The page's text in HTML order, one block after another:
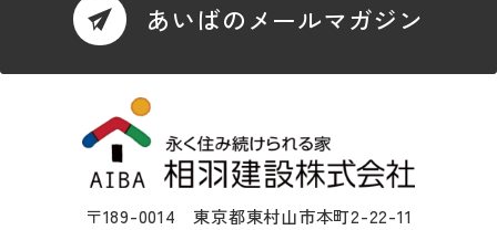
あいばのメールマガジン
〒189-0014 東京都東村山市本町2-22-11